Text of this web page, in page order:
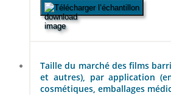
Télécharger l’échantillon
Taille du marché des films
et autres), par application
cosmétiques, emballages